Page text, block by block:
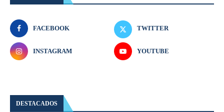
FACEBOOK TWITTER
INSTAGRAM YOUTUBE
DESTACADOS